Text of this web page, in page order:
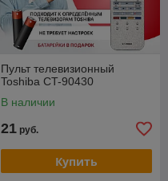
Пульт телевизионный
Toshiba CT-90430
В наличии
21 руб.
Купить